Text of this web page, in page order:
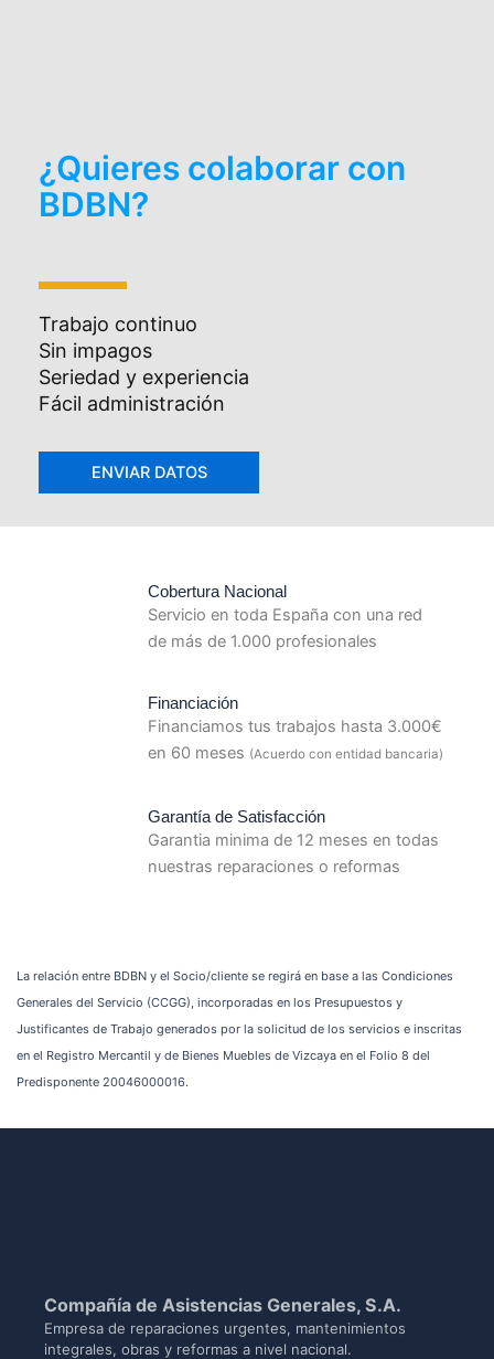
¿Quieres colaborar con
BDBN?
Trabajo continuo
Sin impagos
Seriedad y experiencia
Fácil administración
Cobertura Nacional
Servicio en toda España con una red
de más de 1.000 profesionales
Financiación
Financiamos tus trabajos hasta 3.000€
en 60 meses (Acuerdo con entidad bancaria)
Garantía de Satisfacción
Garantia minima de 12 meses en todas
nuestras reparaciones o reformas
La relación entre BDBN y el Socio/cliente se regirá en base a las Condiciones
Generales del Servicio (CCGG), incorporadas en los Presupuestos y
Justificantes de Trabajo generados por la solicitud de los servicios e inscritas
en el Registro Mercantil y de Bienes Muebles de Vizcaya en el Folio 8 del
Predisponente 20046000016.
Compañía de Asistencias Generales, S.A.
Empresa de reparaciones urgentes, mantenimientos
integrales, obras y reformas a nivel nacional.